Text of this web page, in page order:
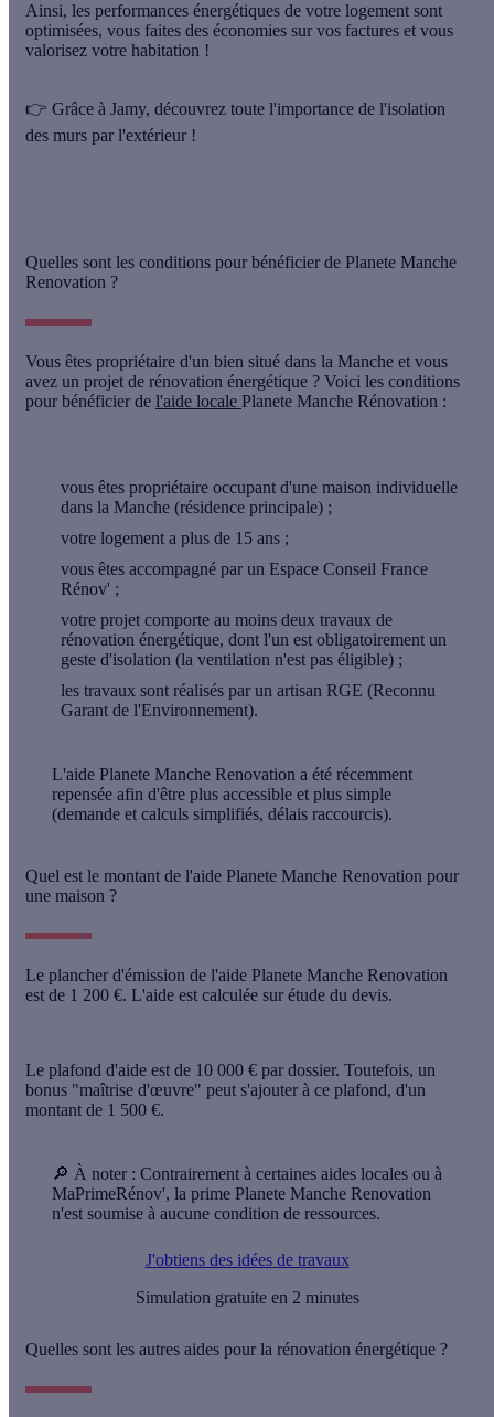
Ainsi, les performances énergétiques de votre logement sont
optimisées, vous faites des économies sur vos factures et vous
valorisez votre habitation !
👉 Grâce à Jamy, découvrez toute l'importance de l'isolation
des murs par l'extérieur !
Quelles sont les conditions pour bénéficier de Planete Manche
Renovation ?
Vous êtes propriétaire d'un bien situé dans la Manche et vous
avez un projet de rénovation énergétique ? Voici les conditions
pour bénéficier de l'aide locale Planete Manche Rénovation :
vous êtes propriétaire occupant d'une maison individuelle
dans la Manche (résidence principale) ;
votre logement a plus de 15 ans ;
vous êtes accompagné par un Espace Conseil France
Rénov' ;
votre projet comporte au moins deux travaux de
rénovation énergétique, dont l'un est obligatoirement un
geste d'isolation (la ventilation n'est pas éligible) ;
les travaux sont réalisés par un artisan RGE (Reconnu
Garant de l'Environnement).
L'aide Planete Manche Renovation a été récemment
repensée afin d'être plus accessible et plus simple
(demande et calculs simplifiés, délais raccourcis).
Quel est le montant de l'aide Planete Manche Renovation pour
une maison ?
Le plancher d'émission de l'aide Planete Manche Renovation
est de 1 200 €. L'aide est calculée sur étude du devis.
Le plafond d'aide est de 10 000 € par dossier. Toutefois, un
bonus "maîtrise d'œuvre" peut s'ajouter à ce plafond, d'un
montant de 1 500 €.
🔎 À noter : Contrairement à certaines aides locales ou à
MaPrimeRénov', la prime Planete Manche Renovation
n'est soumise à aucune condition de ressources.
J'obtiens des idées de travaux
Simulation gratuite en 2 minutes
Quelles sont les autres aides pour la rénovation énergétique ?